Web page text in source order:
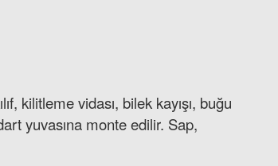
kilitleme vidası, bilek kayışı, buğu
yuvasına monte edilir. Sap,